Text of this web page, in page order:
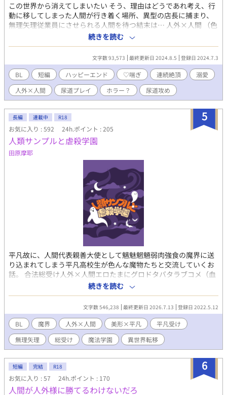
この世界から消えてしまいたい そう、理由はどうであれ考え、行
動に移してしまった人間が行き着く場所、異型の店長に捕まり、
無理矢理従業員にさせられる人間を待つ結末は… 人外×人間 （色
んな要素入ります！注意！） 優しい？人外お客様にお持ち帰りさ
れて幸せになるゆるいアホエロな話 人外×お兄さん 人外×おじさ
ん 人外×ショタ などなど読み切り完結タイプなので更新不定期で
す
続きを読む
文字数 93,573 最終更新日 2024.8.5 登録日 2024.7.3
BL 短編 ハッピーエンド ♡喘ぎ 連続絶頂
溺愛
人外×人間
尿道プレイ ホラー？ 尿道攻め
5
長編 連載中 R18
お気に入り : 592 24h.ポイント : 205
人類サンプルと虐殺学園
田原摩耶
平凡故に、人間代表親善大使として魑魅魍魎弱肉強食の魔界に送
り込まれてしまう平凡高校生が色んな魔物たちと交流していくお
話。 合法総受け人外×人間エロたまにグロドタバタラブコメ（血
みどろ）です。 基本無理矢理、複数、触手、NTR、催淫、洗脳は
普通に出てきます。受けはそんなに痛い目には遭いませんが、攻
めは頭吹き飛ばされたりしがちの世界観です。
続きを読む
文字数 546,238 最終更新日 2026.7.13 登録日 2022.5.12
BL 魔界 人外×人間 美形×平凡
平凡受け
無理矢理
総受け 魔法学園 異世界転移
6
短編 完結 R18
お気に入り : 57 24h.ポイント : 170
人間が人外様に勝てるわけないだろ